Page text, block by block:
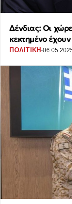
Δένδιας: Οι
κεκτημένο
ΠΟΛΙΤΙΚΗ ·